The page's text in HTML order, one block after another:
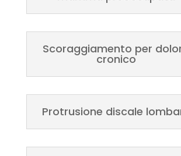
Scoraggiamento per
cronico
Protrusione discale